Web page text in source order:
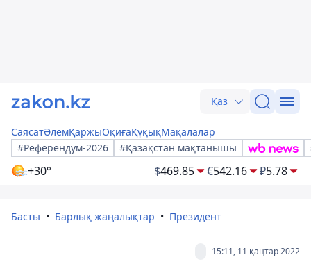
Қаз
СаясатӘлемҚаржыОқиғаҚұқықМақалалар
#Референдум-2026
#Қазақстан мақтанышы
+30° $469.85 €542.16 ₽5.78
Басты Барлық жаңалықтар Президент
15:11, 11 қаңтар 2022